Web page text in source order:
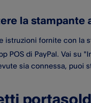
la stampante
istruzioni fornite con la
POS di PayPal​. Vai su
sia connessa, puoi